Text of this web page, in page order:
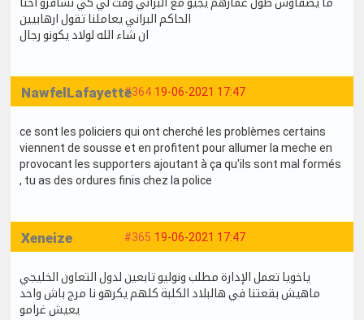
الحاكم البراني يعاملنا تقول ارهابيين
ان شاء الله لولاد يكونو رجال
#364 19-06-2021 17:47
NawfelLafayette
ce sont les policiers qui ont cherché les problèmes certains
viennent de sousse et en profitent pour allumer la meche en
provocant les supporters ajoutant à ça qu'ils sont mal formés
, tu as des ordures finis chez la police
#365 19-06-2021 17:47
Xeneize
ياخويا تعمل الإدارة مطلب ونوليو تابعين لدول التعاون الخليجي
ماهيش بقعتنا في هالبلاد الكلبة كلهم يكرهو نا مرج باش واحد
يعيش غرامو